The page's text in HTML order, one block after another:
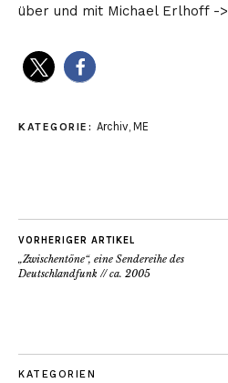
über und mit Michael Erlhoff ->
KATEGORIE: Archiv, ME
VORHERIGER ARTIKEL
„Zwischentöne“, eine Sendereihe des
Deutschlandfunk // ca. 2005
KATEGORIEN